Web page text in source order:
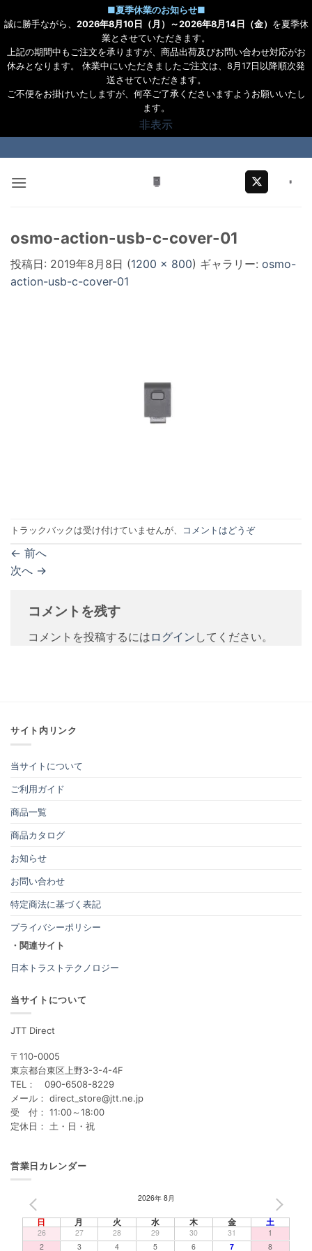
■夏季休業のお知らせ■
誠に勝手ながら、 2026年8月10日（月）～2026年8月14日（金） を夏季休
業とさせていただきます。
上記の期間中もご注文を承りますが、商品出荷及びお問い合わせ対応がお
休みとなります。 休業中にいただきましたご注文は、8月17日以降順次発
送させていただきます。
ご不便をお掛けいたしますが、何卒ご了承くださいますようお願いいたし
ます。
非表示
to
content
osmo-action-usb-c-cover-01
投稿日: 2019年8月8日 (1200 × 800) ギャラリー: osmo-
action-usb-c-cover-01
トラックバックは受け付けていませんが、 コメントはどうぞ
← 前へ
次へ →
コメントを残す
コメントを投稿するには ログイン してください。
サイト内リンク
当サイトについて
ご利用ガイド
商品一覧
商品カタログ
お知らせ
お問い合わせ
特定商法に基づく表記
プライバシーポリシー
・関連サイト
日本トラストテクノロジー
当サイトについて
JTT Direct
〒110-0005
東京都台東区上野3-3-4-4F
TEL： 090-6508-8229
メール： direct_store@jtt.ne.jp
受 付： 11:00～18:00
定休日： 土・日・祝
営業日カレンダー
2026年 8月
日 月 火 水 木 金 土
26 27 28 29 30 31
1
2
3 4 5 6 7 8